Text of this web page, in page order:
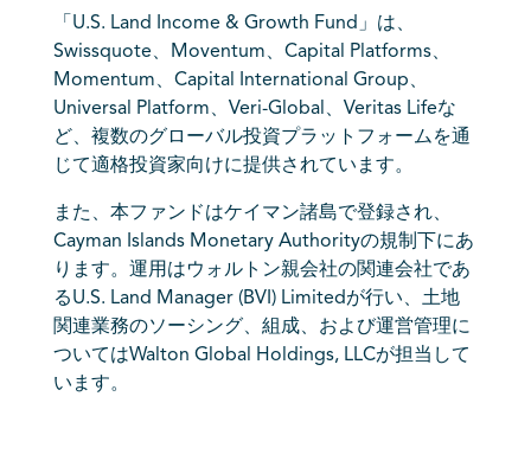
「U.S. Land Income & Growth Fund」は、
Swissquote、Moventum、Capital Platforms、
Momentum、Capital International Group、
Universal Platform、Veri-Global、Veritas Lifeな
ど、複数のグローバル投資プラットフォームを通
じて適格投資家向けに提供されています。
また、本ファンドはケイマン諸島で登録され、
Cayman Islands Monetary Authorityの規制下にあ
ります。運用はウォルトン親会社の関連会社であ
るU.S. Land Manager (BVI) Limitedが行い、土地
関連業務のソーシング、組成、および運営管理に
ついてはWalton Global Holdings, LLCが担当して
います。